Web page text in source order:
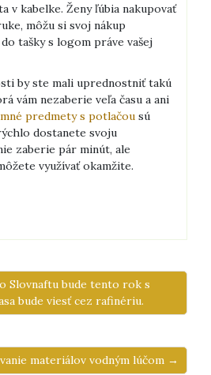
v kabelke. Ženy ľúbia nakupovať
môžu si svoj nákup
tašky s logom práve vašej
by ste mali uprednostniť takú
vám nezaberie veľa času a ani
predmety s potlačou sú
dostanete svoju
zaberie pár minút, ale
využívať okamžite.
Slovnaftu bude tento rok s
bude viesť cez rafinériu.
materiálov vodným lúčom →